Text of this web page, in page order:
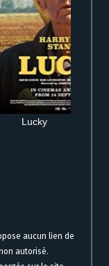
Lucky
aucun lien de
autorisé.